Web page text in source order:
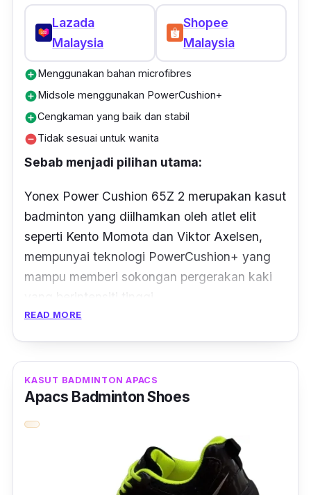
Lazada
Malaysia
Shopee
Malaysia
add_circleMenggunakan bahan microfibres
add_circleMidsole menggunakan PowerCushion+
add_circleCengkaman yang baik dan stabil
remove_circleTidak sesuai untuk wanita
Sebab menjadi pilihan utama:
Yonex Power Cushion 65Z 2 merupakan kasut
badminton yang diilhamkan oleh atlet elit
seperti Kento Momota dan Viktor Axelsen,
mempunyai teknologi PowerCushion+ yang
mampu memberi sokongan pergerakan kaki
yang berintensiti tinggi.
Kasut ini mempunyai penyerapan hentakan
25% lebih baik berbanding PowerCushion
konvensional.
Selain itu, kasut ini mengandungi bahan
yang akan menjaga prestasi
anda sambil menjadinya 11% lebih ringan
READ MORE
KASUT BADMINTON APACS
Apacs Badminton Shoes